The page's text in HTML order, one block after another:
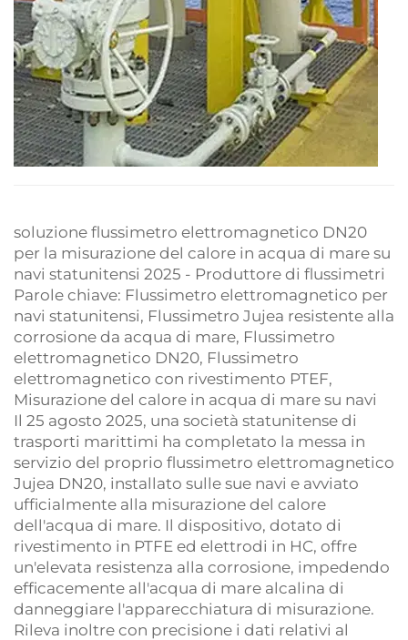
soluzione flussimetro elettromagnetico DN20
per la misurazione del calore in acqua di mare su
navi statunitensi 2025 - Produttore di flussimetri
Parole chiave: Flussimetro elettromagnetico per
navi statunitensi, Flussimetro Jujea resistente alla
corrosione da acqua di mare, Flussimetro
elettromagnetico DN20, Flussimetro
elettromagnetico con rivestimento PTEF,
Misurazione del calore in acqua di mare su navi
Il 25 agosto 2025, una società statunitense di
trasporti marittimi ha completato la messa in
servizio del proprio flussimetro elettromagnetico
Jujea DN20, installato sulle sue navi e avviato
ufficialmente alla misurazione del calore
dell'acqua di mare. Il dispositivo, dotato di
rivestimento in PTFE ed elettrodi in HC, offre
un'elevata resistenza alla corrosione, impedendo
efficacemente all'acqua di mare alcalina di
danneggiare l'apparecchiatura di misurazione.
Rileva inoltre con precisione i dati relativi al